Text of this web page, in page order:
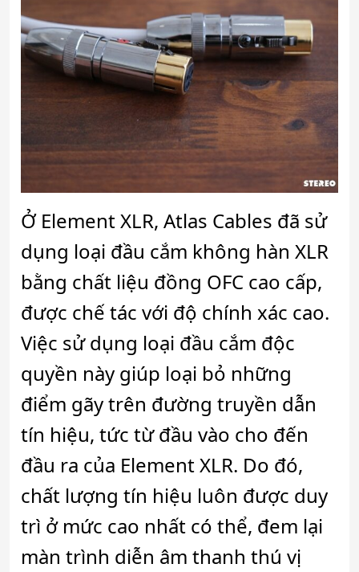
Ở Element XLR, Atlas Cables đã sử
dụng loại đầu cắm không hàn XLR
bằng chất liệu đồng OFC cao cấp,
được chế tác với độ chính xác cao.
Việc sử dụng loại đầu cắm độc
quyền này giúp loại bỏ những
điểm gãy trên đường truyền dẫn
tín hiệu, tức từ đầu vào cho đến
đầu ra của Element XLR. Do đó,
chất lượng tín hiệu luôn được duy
trì ở mức cao nhất có thể, đem lại
màn trình diễn âm thanh thú vị